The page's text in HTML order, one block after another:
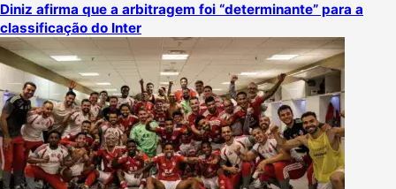
Diniz afirma que a arbitragem foi “determinante” para a
classificação do Inter